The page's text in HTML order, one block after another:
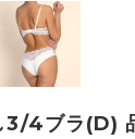
4ブラ(D)